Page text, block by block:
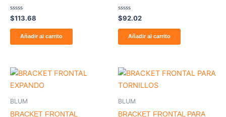
Valorado
con
0
$113.68
Añadir al carrito
Valorado
con
0
$92.02
Añadir al carrito
BLUM
BRACKET FRONTAL
BLUM
BRACKET FRONTAL PARA